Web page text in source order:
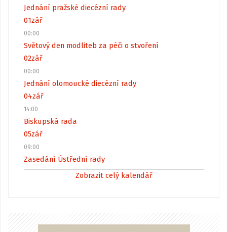
Jednání pražské diecézní rady
01zář
00:00
Světový den modliteb za péči o stvoření
02zář
00:00
Jednání olomoucké diecézní rady
04zář
14:00
Biskupská rada
05zář
09:00
Zasedání Ústřední rady
Zobrazit celý kalendář